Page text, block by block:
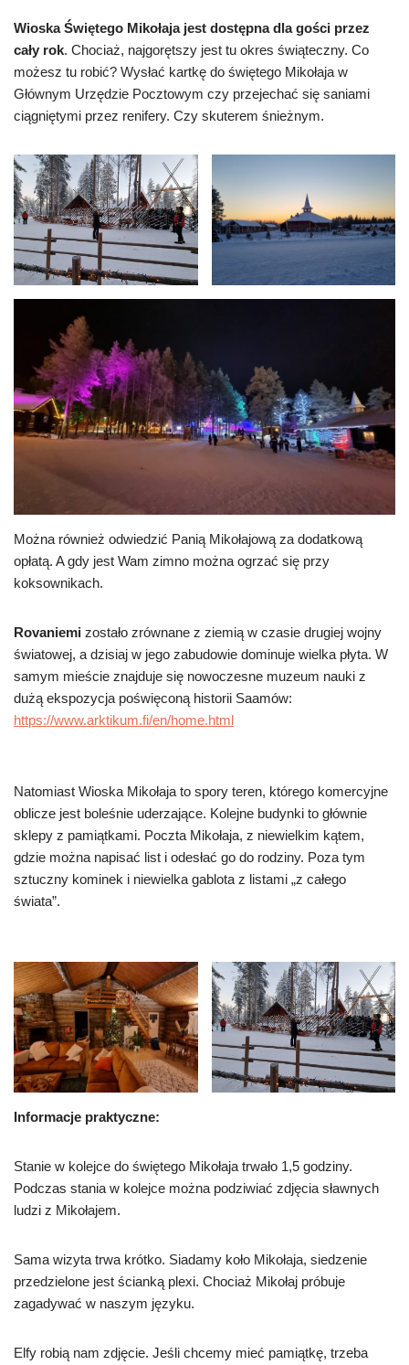
Wioska Świętego Mikołaja jest dostępna dla gości przez
cały rok. Chociaż, najgorętszy jest tu okres świąteczny. Co
możesz tu robić? Wysłać kartkę do świętego Mikołaja w
Głównym Urzędzie Pocztowym czy przejechać się saniami
ciągniętymi przez renifery. Czy skuterem śnieżnym.
Można również odwiedzić Panią Mikołajową za dodatkową
opłatą. A gdy jest Wam zimno można ogrzać się przy
koksownikach.
Rovaniemi zostało zrównane z ziemią w czasie drugiej wojny
światowej, a dzisiaj w jego zabudowie dominuje wielka płyta. W
samym mieście znajduje się nowoczesne muzeum nauki z
dużą ekspozycja poświęconą historii Saamów:
https://www.arktikum.fi/en/home.html
Natomiast Wioska Mikołaja to spory teren, którego komercyjne
oblicze jest boleśnie uderzające. Kolejne budynki to głównie
sklepy z pamiątkami. Poczta Mikołaja, z niewielkim kątem,
gdzie można napisać list i odesłać go do rodziny. Poza tym
sztuczny kominek i niewielka gablota z listami „z całego
świata”.
Informacje praktyczne:
Stanie w kolejce do świętego Mikołaja trwało 1,5 godziny.
Podczas stania w kolejce można podziwiać zdjęcia sławnych
ludzi z Mikołajem.
Sama wizyta trwa krótko. Siadamy koło Mikołaja, siedzenie
przedzielone jest ścianką plexi. Chociaż Mikołaj próbuje
zagadywać w naszym języku.
Elfy robią nam zdjęcie. Jeśli chcemy mieć pamiątkę, trzeba